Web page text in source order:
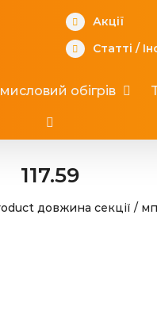
Акції
Статті /
обігрів
117.59
довжина секції / мп